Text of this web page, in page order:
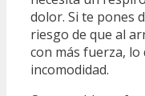
dolor. Si te pones
riesgo de que al
con más fuerza,
incomodidad.